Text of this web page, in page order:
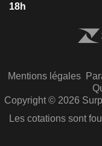
18h
Mentions légales
Copyright © 2026
Les cotations sont